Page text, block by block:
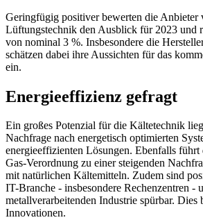
Geringfügig positiver bewerten die Anbieter
Lüftungstechnik den Ausblick für 2023 und
von nominal 3 %. Insbesondere die
schätzen dabei ihre Aussichten für das
ein.
Energieeffizienz gefragt
Ein großes Potenzial für die Kältetechnik
Nachfrage nach energetisch optimierten
energieeffizienten Lösungen. Ebenfalls
Gas-Verordnung zu einer steigenden
mit natürlichen Kältemitteln. Zudem sind
IT-Branche - insbesondere Rechenzentren -
metallverarbeitenden Industrie spürbar. Dies
Innovationen.